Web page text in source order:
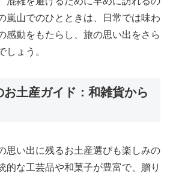
嵐山でのひとときは、日常では味わ
感動をもたらし、旅の思い出をさら
しょう。
土産ガイド：和雑貨から
思い出に残るお土産選びも楽しみの
的な工芸品や和菓子が豊富で、贈り